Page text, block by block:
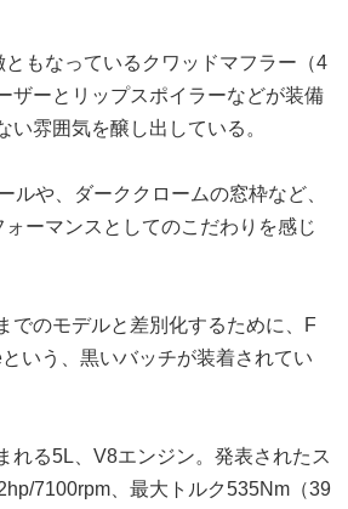
もなっているクワッドマフラー（4
ザーとリップスポイラーなどが装備
い雰囲気を醸し出している。
ルや、ダーククロームの窓枠など、
ーマンスとしてのこだわりを感じ
でのモデルと差別化するために、F
いう、黒いバッチが装着されてい
れる5L、V8エンジン。発表されたス
7100rpm、最大トルク535Nm（39